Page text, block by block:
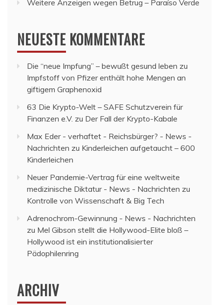
Weitere Anzeigen wegen Betrug – Paraíso Verde
NEUESTE KOMMENTARE
Die “neue Impfung” – bewußt gesund leben zu
Impfstoff von Pfizer enthält hohe Mengen an
giftigem Graphenoxid
63 Die Krypto-Welt – SAFE Schutzverein für
Finanzen e.V. zu Der Fall der Krypto-Kabale
Max Eder - verhaftet - Reichsbürger? - News -
Nachrichten zu Kinderleichen aufgetaucht – 600
Kinderleichen
Neuer Pandemie-Vertrag für eine weltweite
medizinische Diktatur - News - Nachrichten zu
Kontrolle von Wissenschaft & Big Tech
Adrenochrom-Gewinnung - News - Nachrichten
zu Mel Gibson stellt die Hollywood-Elite bloß –
Hollywood ist ein institutionalisierter
Pädophilenring
ARCHIV